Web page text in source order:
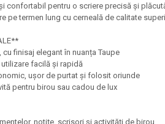
confortabil pentru o scriere precisă și
pe termen lung cu cerneală de calitate
finisaj elegant în nuanța Taupe
facilă și rapidă
ușor de purtat și folosit oriunde
pentru birou sau cadou de lux
notițe, scrisori și activități de birou